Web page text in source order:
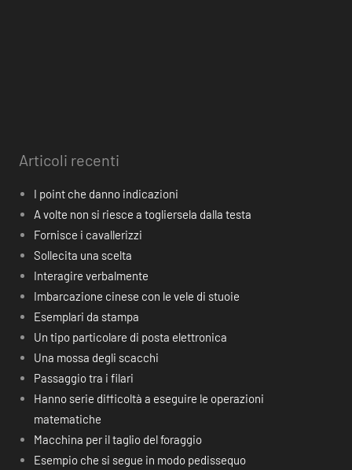
Articoli recenti
I point che danno indicazioni
A volte non si riesce a togliersela dalla testa
Fornisce i cavallerizzi
Sollecita una scelta
Interagire verbalmente
Imbarcazione cinese con le vele di stuoie
Esemplari da stampa
Un tipo particolare di posta elettronica
Una mossa degli scacchi
Passaggio tra i filari
Hanno serie difficoltà a eseguire le operazioni
matematiche
Macchina per il taglio del foraggio
Esempio che si segue in modo pedissequo